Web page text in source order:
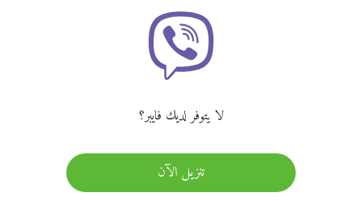
لا يتوفر لديك فايبر؟
تنزيل الآن